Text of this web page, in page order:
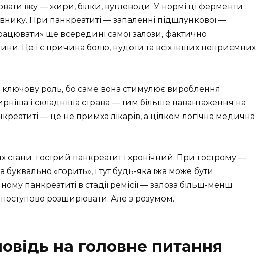
їжу — жири, білки, вуглеводи. У нормі ці ферменти
При панкреатиті — запаленні підшлункової —
ще всередині самої залози, фактично
Це і є причина болю, нудоти та всіх інших неприємних
ключову роль, бо саме вона стимулює вироблення
і складніша страва — тим більше навантаження на
— це не примха лікарів, а цілком логічна медична
стани: гострий панкреатит і хронічний. При гострому —
буквально «горить», і тут будь-яка їжа може бути
панкреатиті в стадії ремісії — залоза більш-менш
поступово розширювати. Але з розумом.
на головне питання